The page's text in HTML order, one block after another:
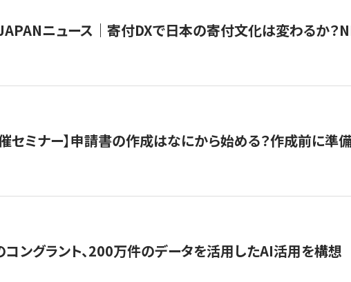
ニュース｜寄付DXで日本の寄付文化は変わるか？
セミナー】申請書の作成はなにから始める？作成前に準
ングラント、200万件のデータを活用したAI活用を構想